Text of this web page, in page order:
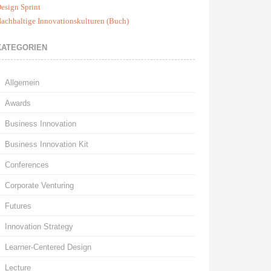
Sprint
Innovationskulturen (Buch)
Allgemein
Awards
Business Innovation
Business Innovation Kit
Conferences
Corporate Venturing
Futures
Innovation Strategy
Learner-Centered Design
Lecture